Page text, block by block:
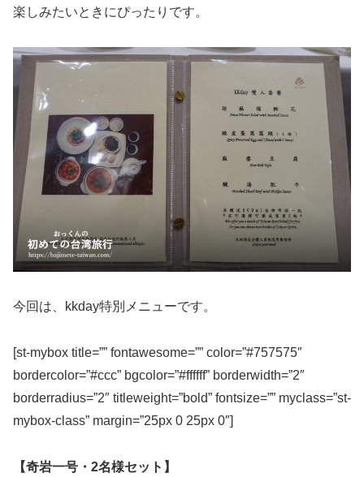
楽しみたいときにぴったりです。
今回は、kkday特別メニューです。
[st-mybox title=”” fontawesome=”” color=”#757575″
bordercolor=”#ccc” bgcolor=”#ffffff” borderwidth=”2″
borderradius=”2″ titleweight=”bold” fontsize=”” myclass=”st-
mybox-class” margin=”25px 0 25px 0″]
【奇岩一号・2名様セット】